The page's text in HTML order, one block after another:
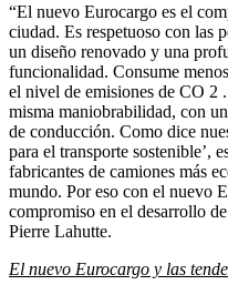
“El nuevo Eurocargo es el
ciudad. Es respetuoso con las
un diseño renovado y una
funcionalidad. Consume
el nivel de emisiones de CO 2
misma maniobrabilidad, con
de conducción. Como dice
para el transporte sostenible’,
fabricantes de camiones más
mundo. Por eso con el nuevo
compromiso en el desarrollo
Pierre Lahutte.
El nuevo Eurocargo y las